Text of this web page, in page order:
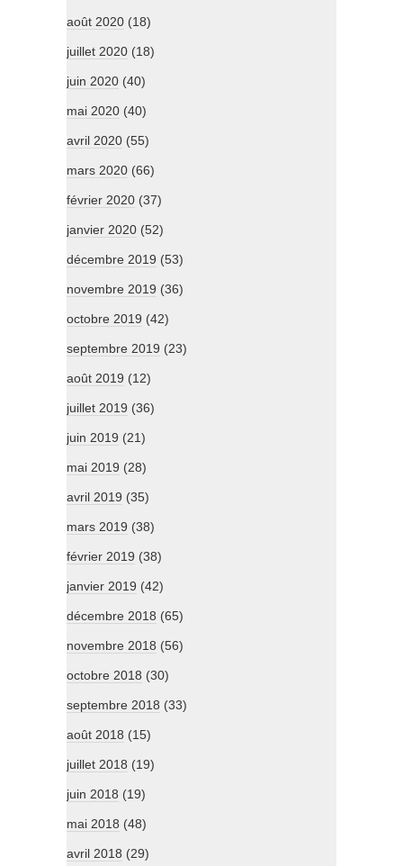
août 2020 (18)
juillet 2020 (18)
juin 2020 (40)
mai 2020 (40)
avril 2020 (55)
mars 2020 (66)
février 2020 (37)
janvier 2020 (52)
décembre 2019 (53)
novembre 2019 (36)
octobre 2019 (42)
septembre 2019 (23)
août 2019 (12)
juillet 2019 (36)
juin 2019 (21)
mai 2019 (28)
avril 2019 (35)
mars 2019 (38)
février 2019 (38)
janvier 2019 (42)
décembre 2018 (65)
novembre 2018 (56)
octobre 2018 (30)
septembre 2018 (33)
août 2018 (15)
juillet 2018 (19)
juin 2018 (19)
mai 2018 (48)
avril 2018 (29)